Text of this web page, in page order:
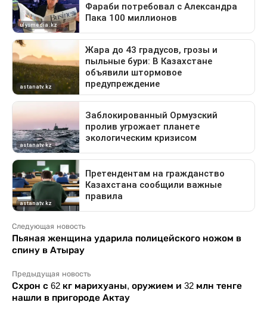
Следующая новость
Пьяная женщина ударила полицейского ножом в
спину в Атырау
Предыдущая новость
Схрон с 62 кг марихуаны, оружием и 32 млн тенге
нашли в пригороде Актау